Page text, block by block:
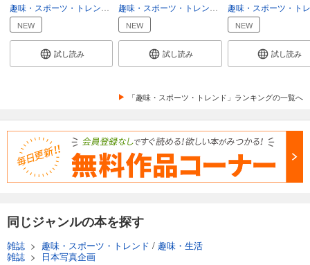
写真ライフ2020年7月号
838円 (税込)
あらすじを表示する
写真ライフ2020年4月号
838円 (税込)
カート
写真ライフ2020年冬号
趣味・生活
NEW
試し読み
趣味・生活
NEW
試し読み
NEW
試し読み
「趣味・スポーツ・トレンド」ランキングの一覧へ
同じジャンルの本を探す
雑誌 > 趣味・スポーツ・トレンド / 趣味・生活
雑誌 > 日本写真企画